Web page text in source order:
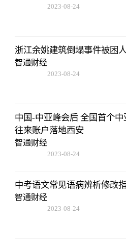
2023-08-24
浙江余姚建筑倒塌事件被困
智通财经
2023-08-24
中国-中亚峰会后 全国首个
往来账户落地西安
智通财经
2023-08-24
中考语文常见语病辨析修改
智通财经
2023-08-24